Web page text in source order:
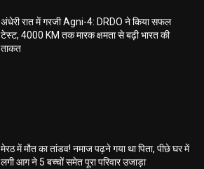
अंधेरी रात में गरजी Agni-4: DRDO ने किया सफल
टेस्ट, 4000 KM तक मारक क्षमता से बढ़ी भारत की
ताकत
मेरठ में मौत का तांडव! नमाज पढ़ने गया था पिता, पीछे घर में
लगी आग ने 5 बच्चों समेत पूरा परिवार उजाड़ा